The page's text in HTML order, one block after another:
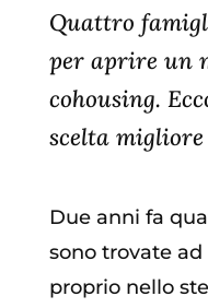
Quattro
per aprire un
cohousing.
scelta migliore
Due anni fa
sono trovate
proprio nello